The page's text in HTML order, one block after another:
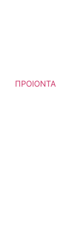
ΠΡΟΙΟΝΤΑ